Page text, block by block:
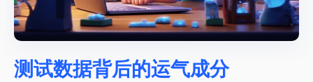
测试数据背后的运气成分